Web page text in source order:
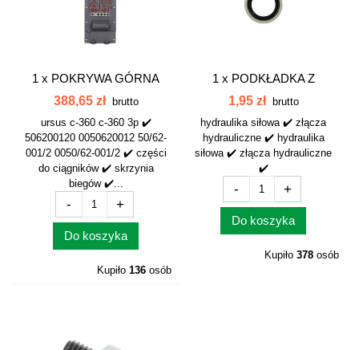
1 x POKRYWA GÓRNA
SKRZYNI C-360...
388,65 zł
brutto
ursus c-360 c-360 3p ✔️
506200120 0050620012 50/62-
001/2 0050/62-001/2 ✔️ części
do ciągników ✔️ skrzynia
biegów ✔️...
- +
Do koszyka
Kupiło 136 osób
1 x PODKŁADKA Z
GUMKĄ M24x1,5
1,95 zł
brutto
hydraulika siłowa ✔️ złącza
hydrauliczne ✔️ hydraulika
siłowa ✔️ złącza hydrauliczne
✔️
- +
Do koszyka
Kupiło 378 osób